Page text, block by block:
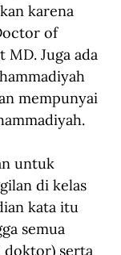
karena
of
MD. Juga ada
mempunyai
untuk
di kelas
kata itu
semua
doktor) serta